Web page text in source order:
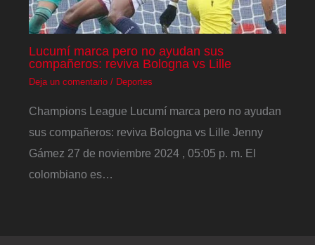
Lucumí marca pero no ayudan sus
compañeros: reviva Bologna vs Lille
Deja un comentario / Deportes
Champions League Lucumí marca pero no ayudan
sus compañeros: reviva Bologna vs Lille Jenny
Gámez 27 de noviembre 2024 , 05:05 p. m. El
colombiano es…